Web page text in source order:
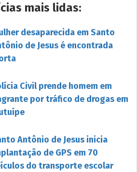
mais lidas:
desaparecida em Santo
de Jesus é encontrada
Civil prende homem em
por tráfico de drogas em
Antônio de Jesus inicia
de GPS em 70
do transporte escolar